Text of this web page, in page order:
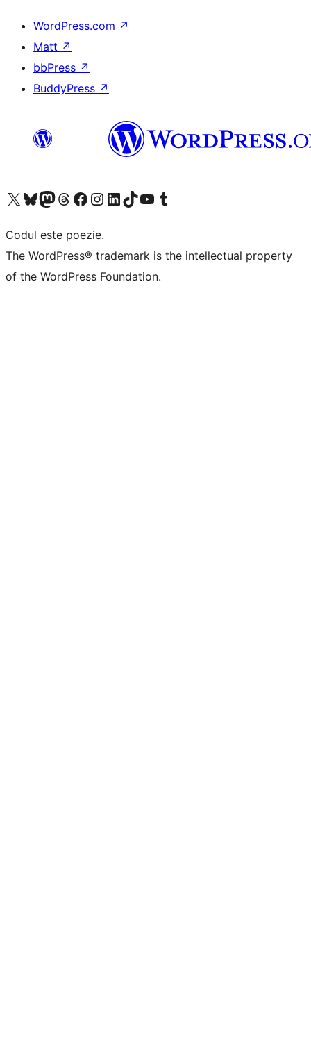
WordPress.com ↗
Matt ↗
bbPress ↗
BuddyPress ↗
Mergi la contul nostru X (fost Twitter)
Vizitează contul nostru Bluesky
Vizitează contul nostru Mastodon
Vizitează contul nostru Threads
Vizitează pagina noastră Facebook
Vizitează-ne pe Instagram
Vizitează-ne pe LinkedIn
Vizitează contul nostru TikTok
Vizitează canalul nostru YouTube
Vizitează contul nostru Tumblr
Codul este poezie.
The WordPress® trademark is the intellectual property
of the WordPress Foundation.